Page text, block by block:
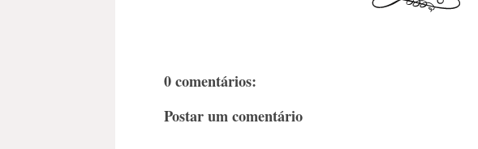
0 comentários:
Postar um comentário